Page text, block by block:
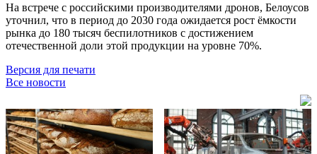
На встрече с российскими производителями дронов, Белоусов
уточнил, что в период до 2030 года ожидается рост ёмкости
рынка до 180 тысяч беспилотников с достижением
отечественной доли этой продукции на уровне 70%.
Версия для печати
Все новости